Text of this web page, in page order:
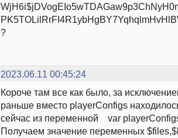
?
2023.06.11 00:45:24
Короче там все как было, за
раньше вместо playerConfigs
сейчас из переменной var
Получаем значение переменных